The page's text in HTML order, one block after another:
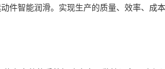
智能润滑。实现生产的质量、效率、成